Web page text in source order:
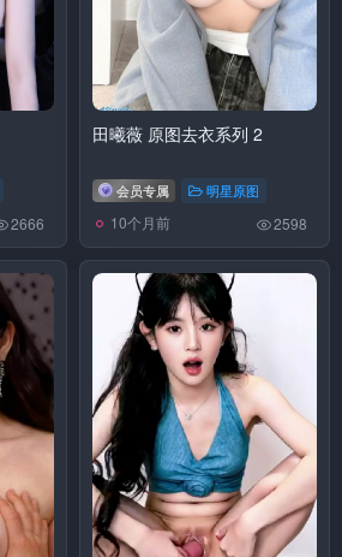
2666
田曦薇 原图去衣系列 2
会员专属 明星原图
10个月前 2598